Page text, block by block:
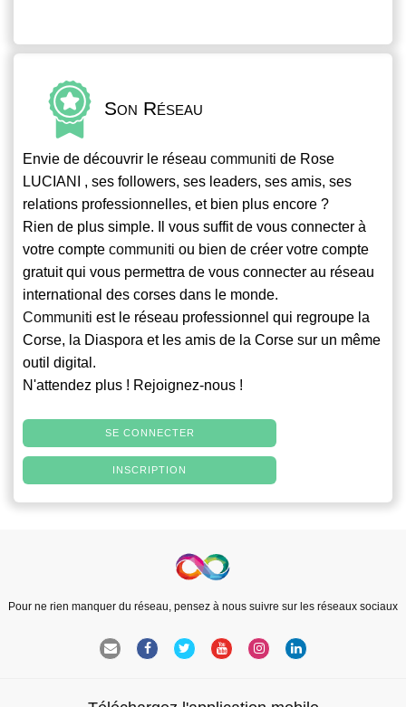
Son Réseau
Envie de découvrir le réseau communiti de Rose
LUCIANI , ses followers, ses leaders, ses amis, ses
relations professionnelles, et bien plus encore ?
Rien de plus simple. Il vous suffit de vous connecter à
votre compte communiti ou bien de créer votre compte
gratuit qui vous permettra de vous connecter au réseau
international des corses dans le monde.
Communiti est le réseau professionnel qui regroupe la
Corse, la Diaspora et les amis de la Corse sur un même
outil digital.
N'attendez plus ! Rejoignez-nous !
SE CONNECTER
INSCRIPTION
Pour ne rien manquer du réseau, pensez à nous suivre sur les réseaux sociaux